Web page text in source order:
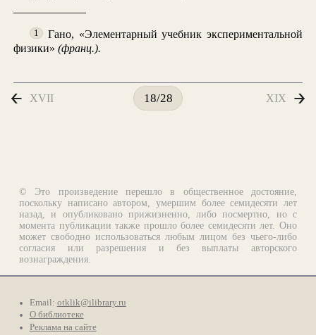
1
Гано, «Элементарный учебник экспериментальной
физики»(франц.).
XVII 18/28 XIX
© Это произведение перешло в общественное достояние,
поскольку написано автором, умершим более семидесяти лет
назад, и опубликовано прижизненно, либо посмертно, но с
момента публикации также прошло более семидесяти лет. Оно
может свободно использоваться любым лицом без чьего-либо
согласия или разрешения и без выплаты авторского
вознаграждения.
Email: otklik@ilibrary.ru
О библиотеке
Реклама на сайте